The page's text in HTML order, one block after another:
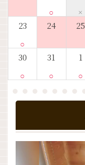
○ ×
23
○
24 25
30
○
31
○
1
○